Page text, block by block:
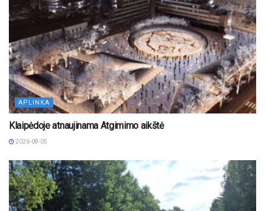
APLINKA
Klaipėdoje atnaujinama Atgimimo aikštė
2026-08-05